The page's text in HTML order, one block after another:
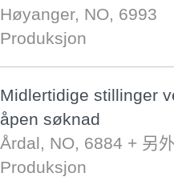
Høyanger, NO, 6993
Produksjon
Midlertidige stillinger
åpen søknad
Årdal, NO, 6884 + 另
Produksjon